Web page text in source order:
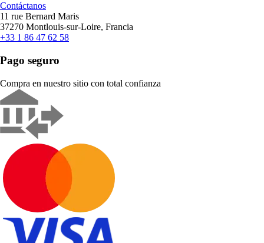
Contáctanos
11 rue Bernard Maris
37270 Montlouis-sur-Loire, Francia
+33 1 86 47 62 58
Pago seguro
Compra en nuestro sitio con total confianza